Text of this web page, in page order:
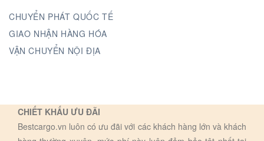
CHUYỂN PHÁT QUỐC TẾ
GIAO NHẬN HÀNG HÓA
VẬN CHUYỂN NỘI ĐỊA
CHIẾT KHẤU ƯU ĐÃI
Bestcargo.vn luôn có ưu đãi với các khách hàng lớn và khách